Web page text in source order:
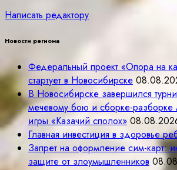
Написать редактору
Новости региона
Федеральный проект «Опора на
стартует в Новосибирске
В Новосибирске завершился
мечевому бою и сборке-разборке
игры «Казачий сполох»
Главная инвестиция в здоровье
Запрет на оформление сим-карт:
защите от злоумышленников